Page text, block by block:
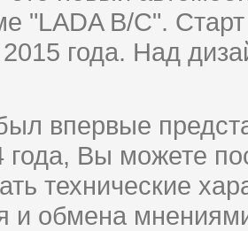
"LADA B/C".
года. Над
впервые
года, Вы можете
технические
и обмена